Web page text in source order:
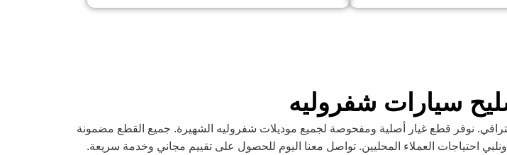
سيارات شفروليه
نوفر قطع غيار أصلية ومفحوصة لجميع موديلات شفروليه الشهيرة. جميع القطع مضمونة
احتياجات العملاء المحليين. تواصل معنا اليوم للحصول على تقييم مجاني وخدمة سريعة.